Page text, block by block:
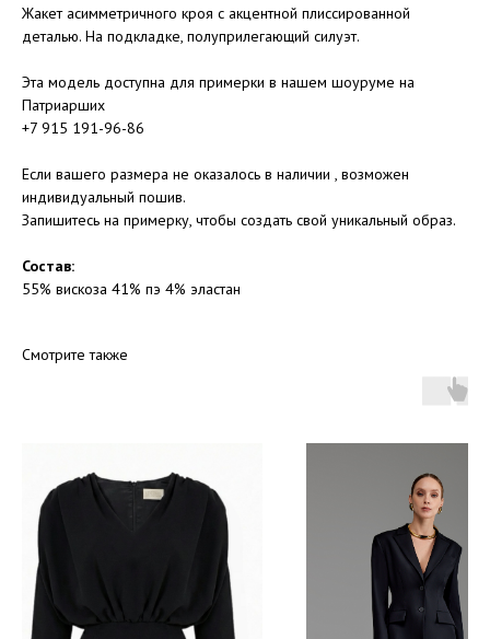
Жакет асимметричного кроя с акцентной плиссированной
деталью. На подкладке, полуприлегающий силуэт.
Эта модель доступна для примерки в нашем шоуруме на
Патриарших
+7 915 191-96-86
Если вашего размера не оказалось в наличии , возможен
индивидуальный пошив.
Запишитесь на примерку, чтобы создать свой уникальный образ.
Состав:
55% вискоза 41% пэ 4% эластан
Смотрите также